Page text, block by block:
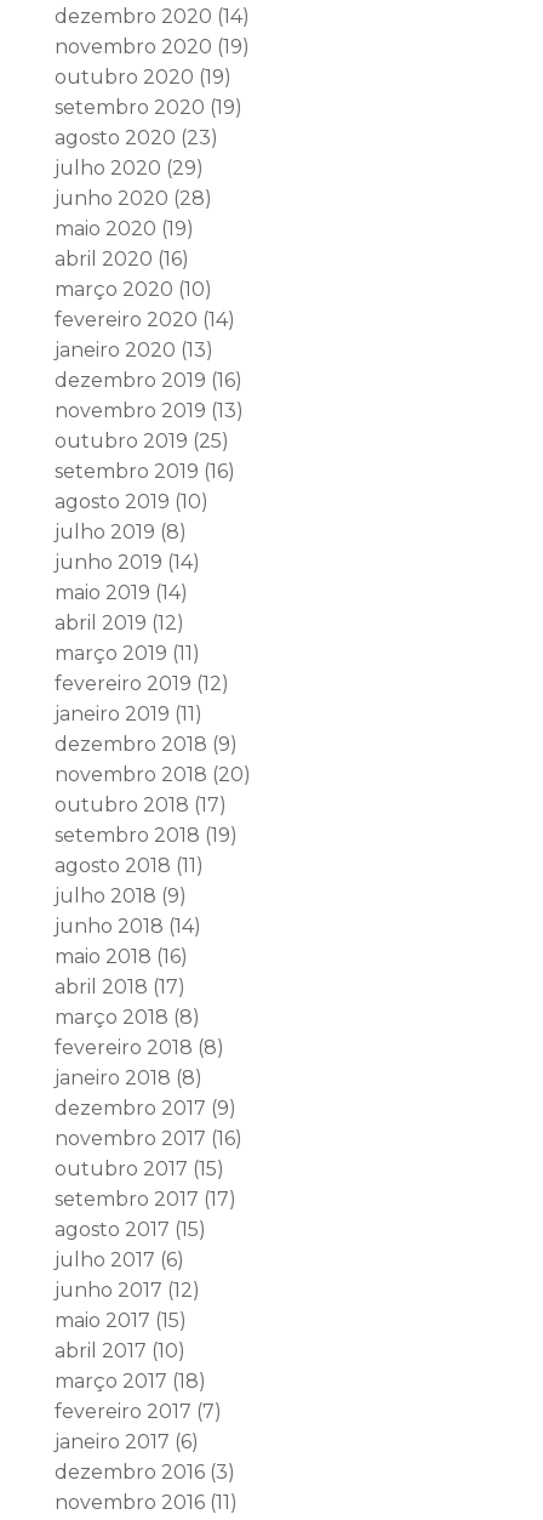
dezembro 2020 (14)
novembro 2020 (19)
outubro 2020 (19)
setembro 2020 (19)
agosto 2020 (23)
julho 2020 (29)
junho 2020 (28)
maio 2020 (19)
abril 2020 (16)
março 2020 (10)
fevereiro 2020 (14)
janeiro 2020 (13)
dezembro 2019 (16)
novembro 2019 (13)
outubro 2019 (25)
setembro 2019 (16)
agosto 2019 (10)
julho 2019 (8)
junho 2019 (14)
maio 2019 (14)
abril 2019 (12)
março 2019 (11)
fevereiro 2019 (12)
janeiro 2019 (11)
dezembro 2018 (9)
novembro 2018 (20)
outubro 2018 (17)
setembro 2018 (19)
agosto 2018 (11)
julho 2018 (9)
junho 2018 (14)
maio 2018 (16)
abril 2018 (17)
março 2018 (8)
fevereiro 2018 (8)
janeiro 2018 (8)
dezembro 2017 (9)
novembro 2017 (16)
outubro 2017 (15)
setembro 2017 (17)
agosto 2017 (15)
julho 2017 (6)
junho 2017 (12)
maio 2017 (15)
abril 2017 (10)
março 2017 (18)
fevereiro 2017 (7)
janeiro 2017 (6)
dezembro 2016(3)
novembro 2016(11)